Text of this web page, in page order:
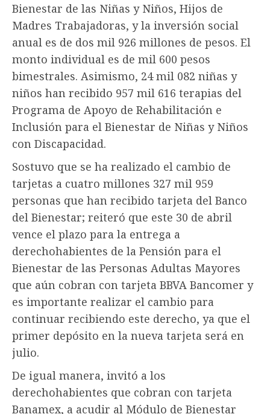
Bienestar de las Niñas y Niños, Hijos de
Madres Trabajadoras, y la inversión social
anual es de dos mil 926 millones de pesos. El
monto individual es de mil 600 pesos
bimestrales. Asimismo, 24 mil 082 niñas y
niños han recibido 957 mil 616 terapias del
Programa de Apoyo de Rehabilitación e
Inclusión para el Bienestar de Niñas y Niños
con Discapacidad.
Sostuvo que se ha realizado el cambio de
tarjetas a cuatro millones 327 mil 959
personas que han recibido tarjeta del Banco
del Bienestar; reiteró que este 30 de abril
vence el plazo para la entrega a
derechohabientes de la Pensión para el
Bienestar de las Personas Adultas Mayores
que aún cobran con tarjeta BBVA Bancomer y
es importante realizar el cambio para
continuar recibiendo este derecho, ya que el
primer depósito en la nueva tarjeta será en
julio.
De igual manera, invitó a los
derechohabientes que cobran con tarjeta
Banamex, a acudir al Módulo de Bienestar